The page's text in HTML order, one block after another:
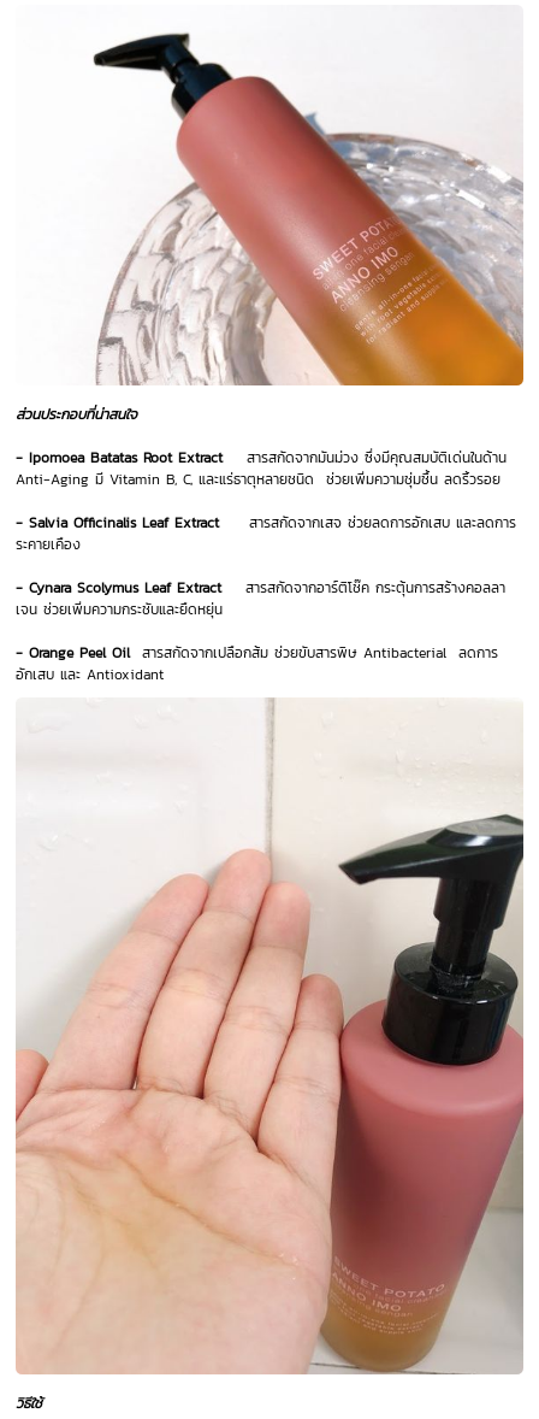
ส่วนประกอบที่น่าสนใจ
- Ipomoea Batatas Root Extract
สารสกัดจากมันม่วง ซึ่งมีคุณสมบัติเด่นในด้าน
Anti-Aging มี Vitamin B, C, และแร่ธาตุหลายชนิด ช่วยเพิ่มความชุ่มชื้น ลดริ้วรอย
- Salvia Officinalis Leaf Extract
สารสกัดจากเสจ ช่วยลดการอักเสบ และลดการ
ระคายเคือง
- Cynara Scolymus Leaf Extract
สารสกัดจากอาร์ติโช๊ค กระตุ้นการสร้างคอลลา
เจน ช่วยเพิ่มความกระชับและยืดหยุ่น
- Orange Peel Oilสารสกัดจากเปลือกส้ม ช่วยขับสารพิษ Antibacterial ลดการ
อักเสบ และ Antioxidant
วิธีใช้